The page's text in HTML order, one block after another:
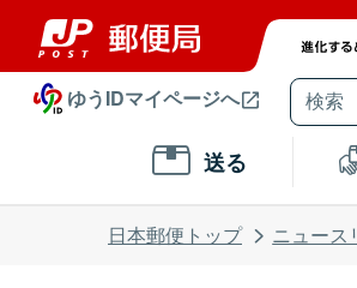
ゆうIDマイページへ
送る
日本郵便トップ ニュース